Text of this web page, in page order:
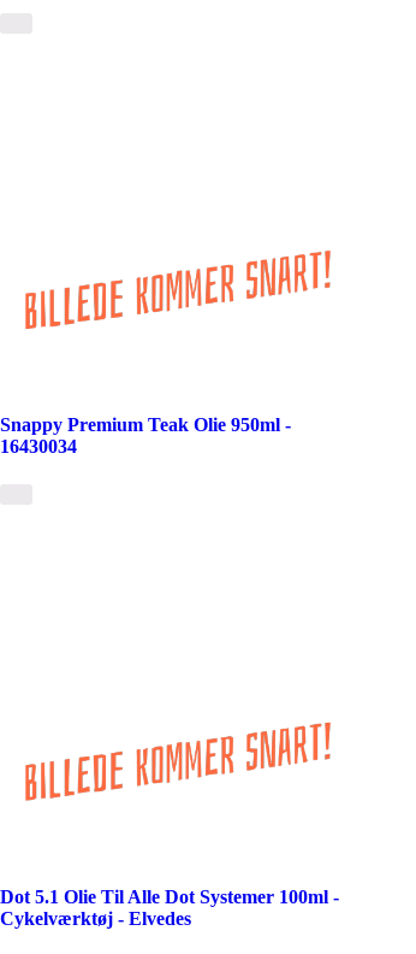
Snappy Premium Teak Olie 950ml -
16430034
Dot 5.1 Olie Til Alle Dot Systemer 100ml -
Cykelværktøj - Elvedes